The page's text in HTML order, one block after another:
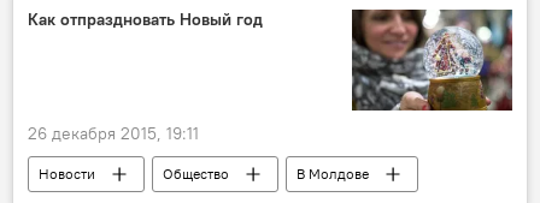
Как отпраздновать Новый год
26 декабря 2015, 19:11
Новости Общество
В Молдове